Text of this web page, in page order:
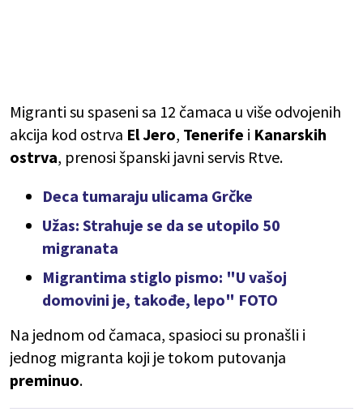
Migranti su spaseni sa 12 čamaca u više odvojenih
akcija kod ostrva ElJero, Tenerife i Kanarskih
ostrva, prenosi španski javni servis Rtve.
Deca tumaraju ulicama Grčke
Užas: Strahuje se da se utopilo 50
migranata
Migrantima stiglo pismo: "U vašoj
domovini je, takođe, lepo" FOTO
Na jednom od čamaca, spasioci su pronašli i
jednog migranta koji je tokom putovanja
preminuo.